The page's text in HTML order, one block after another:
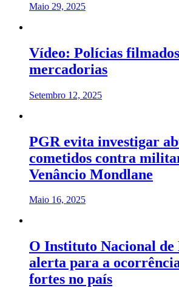
Maio 29, 2025
Vídeo: Polícias
mercadorias
Setembro 12, 2025
PGR evita investigar
cometidos contra
Venâncio Mondlane
Maio 16, 2025
O Instituto Nacional
alerta para a
fortes no país